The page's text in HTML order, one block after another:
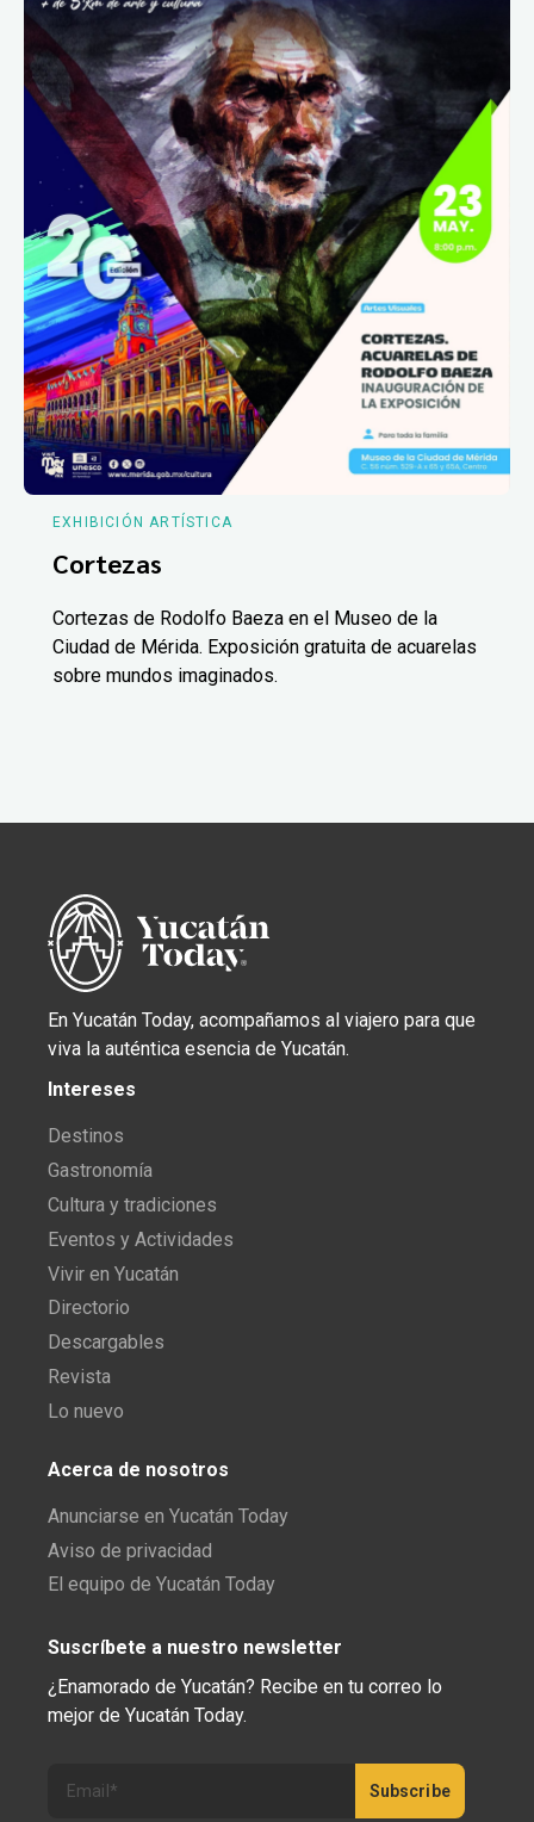
EXHIBICIÓN ARTÍSTICA
Cortezas
Cortezas de Rodolfo Baeza en el Museo de la
Ciudad de Mérida. Exposición gratuita de acuarelas
sobre mundos imaginados.
En Yucatán Today, acompañamos al viajero para que
viva la auténtica esencia de Yucatán.
Intereses
Destinos
Gastronomía
Cultura y tradiciones
Eventos y Actividades
Vivir en Yucatán
Directorio
Descargables
Revista
Lo nuevo
Acerca de nosotros
Anunciarse en Yucatán Today
Aviso de privacidad
El equipo de Yucatán Today
Suscríbete a nuestro newsletter
¿Enamorado de Yucatán? Recibe en tu correo lo
mejor de Yucatán Today.